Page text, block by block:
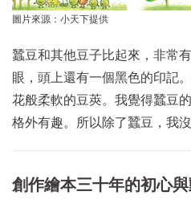
圖片來源：小天下提供
蠶豆和其他豆子比起來，非常
眼，頭上還有一個黑色的印記
花般柔軟的豆莢。我覺得蠶豆
格外有趣。所以除了蠶豆，我
創作繪本三十年的初心與